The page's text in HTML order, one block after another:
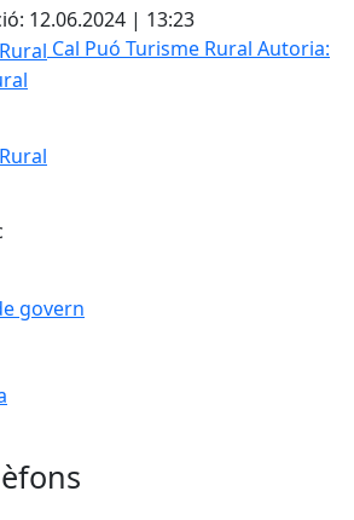
12.06.2024 | 13:23
Cal Puó Turisme Rural Autoria:
govern